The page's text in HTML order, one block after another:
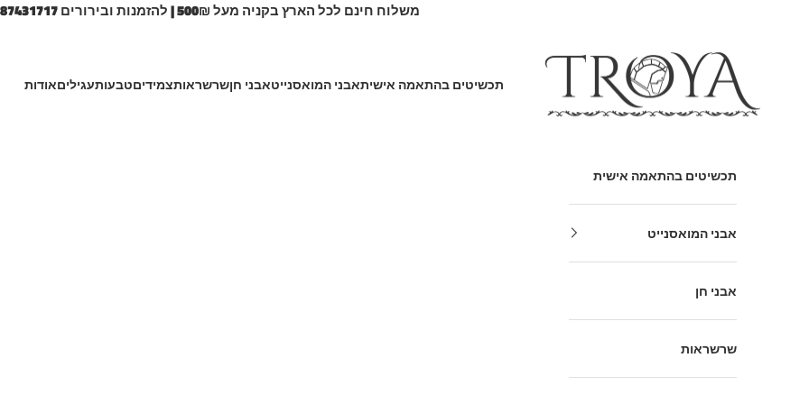
משלוח חינם לכל הארץ בקניה מעל 500₪ | להזמנות ובירורים 0587431717
Troya Gallery
תכשיטים בהתאמה אישיתאבני המואסנייטאבני חןשרשראותצמידיםטבעותעגיליםאודות
תכשיטים בהתאמה אישית
אבני המואסנייט
אבני חן
שרשראות